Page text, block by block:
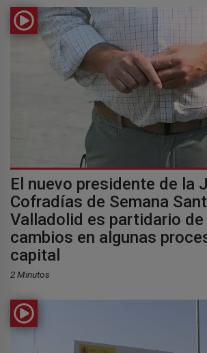
El nuevo presidente de la
Cofradías de Semana
Valladolid es partidario de
cambios en algunas
capital
2 Minutos